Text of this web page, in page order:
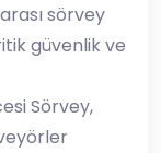
sörvey
güvenlik ve
Sörvey,